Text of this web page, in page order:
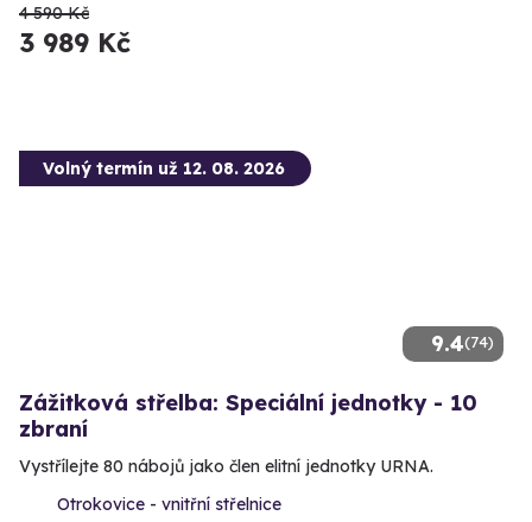
4 590 Kč
3 989 Kč
9.4(74)
Volný termín už 12. 08. 2026
Zážitková střelba: Speciální jednotky - 10
zbraní
Vystřílejte 80 nábojů jako člen elitní jednotky URNA.
Otrokovice - vnitřní střelnice